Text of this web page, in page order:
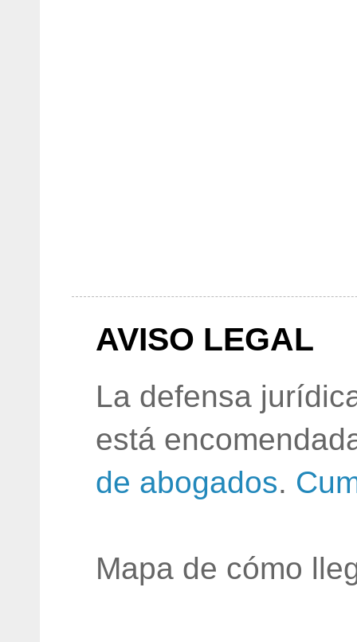
AVISO LEGAL
La defensa
está
de abogados.
Mapa de cómo